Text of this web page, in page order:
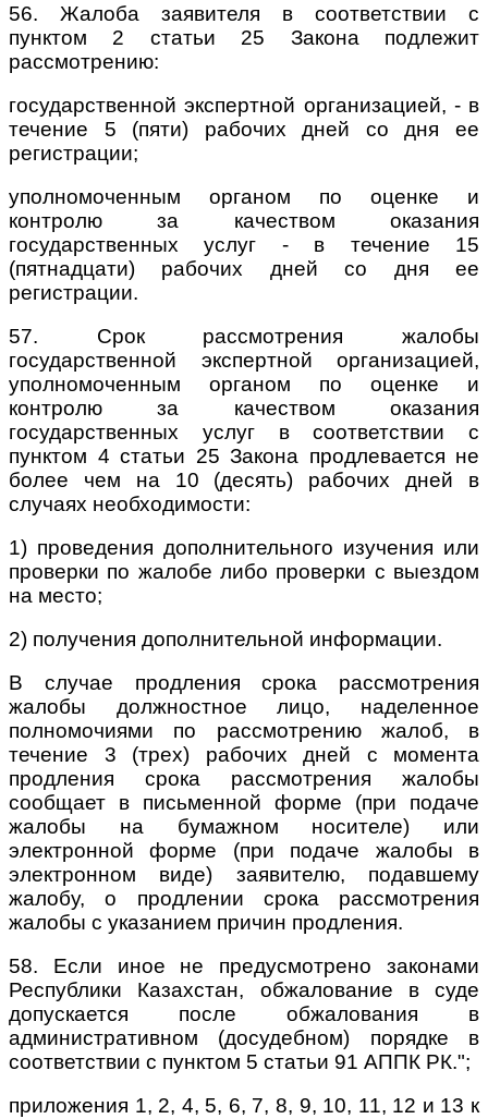
56. Жалоба заявителя в соответствии с
пунктом 2 статьи 25 Закона подлежит
рассмотрению:
государственной экспертной организацией, - в
течение 5 (пяти) рабочих дней со дня ее
регистрации;
уполномоченным органом по оценке и
контролю за качеством оказания
государственных услуг - в течение 15
(пятнадцати) рабочих дней со дня ее
регистрации.
57. Срок рассмотрения жалобы
государственной экспертной организацией,
уполномоченным органом по оценке и
контролю за качеством оказания
государственных услуг в соответствии с
пунктом 4 статьи 25 Закона продлевается не
более чем на 10 (десять) рабочих дней в
случаях необходимости:
1) проведения дополнительного изучения или
проверки по жалобе либо проверки с выездом
на место;
2) получения дополнительной информации.
В случае продления срока рассмотрения
жалобы должностное лицо, наделенное
полномочиями по рассмотрению жалоб, в
течение 3 (трех) рабочих дней с момента
продления срока рассмотрения жалобы
сообщает в письменной форме (при подаче
жалобы на бумажном носителе) или
электронной форме (при подаче жалобы в
электронном виде) заявителю, подавшему
жалобу, о продлении срока рассмотрения
жалобы с указанием причин продления.
58. Если иное не предусмотрено законами
Республики Казахстан, обжалование в суде
допускается после обжалования в
административном (досудебном) порядке в
соответствии с пунктом 5 статьи 91 АППК РК.";
приложения 1, 2, 4, 5, 6, 7, 8, 9, 10, 11, 12 и 13 к